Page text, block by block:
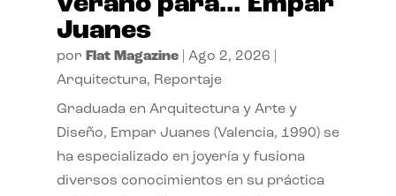
Juanes
por Flat Magazine| Ago 2, 2026
Arquitectura, Reportaje
Graduada en Arquitectura y Arte y
Diseño, Empar Juanes (Valencia, 1990) se
ha especializado en joyería y fusiona
diversos conocimientos en su práctica